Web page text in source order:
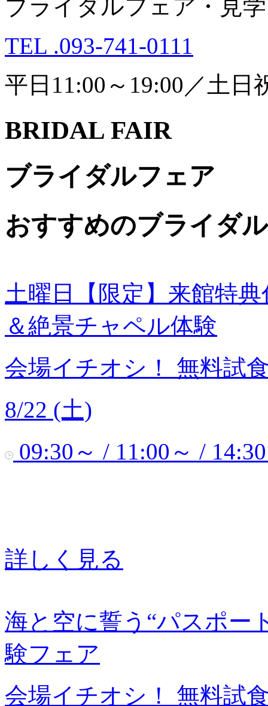
ブライダルフェア・見
TEL .093-741-0111
平日11:00～19:00／土日
BRIDAL FAIR
ブライダルフェア
おすすめのブライダ
土曜日【限定】来館特
＆絶景チャペル体験
会場イチオシ！
無料試
8/22 (土)
09:30～ / 11:00～ /
詳しく見る
海と空に誓う“パスポー
験フェア
会場イチオシ！
無料試